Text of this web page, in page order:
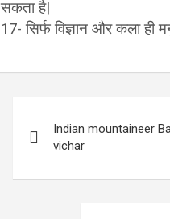
सकता है|
17- सिर्फ विज्ञान और कला
navigation
Indian mountaineer
vichar